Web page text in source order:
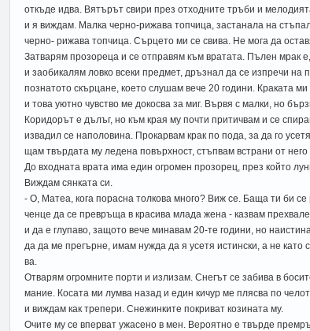
откъде идва. Вятърът свири през отходните тръби и
и я виждам. Малка черно-рижава топчица, застанала на
черно- рижава топчица. Сърцето ми се свива. Не мога да
Затварям прозореца и се отправям към вратата. Пълен мрак
и заобикалям ловко всеки предмет, дръзнал да се изпречи на
познатото скърцане, което слушам вече 20 години. Краката
и това уютно чувство ме докосва за миг. Вървя с малки, но
Коридорът е дълъг, но към края му почти притичвам и се
извадил се наполовина. Прокарвам крак по пода, за да го
щам твърдата му ледена повърхност, стъпвам встрани от
До входната врата има един огромен прозорец, през който
Виждам сянката си.
- О, Матеа, кога порасна толкова много? Виж се. Баща ти би
ченце да се превръща в красива млада жена - казвам
и да е глупаво, защото вече минавам 20-те години, но
да да ме прегърне, имам нужда да я усетя истински, а не като
ва.
Отварям огромните порти и излизам. Снегът се забива в
мание. Косата ми лумва назад и един кичур ме плясва по
и виждам как трепери. Снежинките покриват козината му.
Очите му се вперват ужасено в мен. Вероятно е твърде